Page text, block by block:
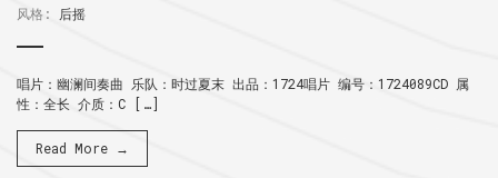
风格:
后摇
唱片：幽澜间奏曲 乐队：时过夏末 出品：1724唱片 编号：1724089CD 属
性：全长 介质：C […]
Read More →